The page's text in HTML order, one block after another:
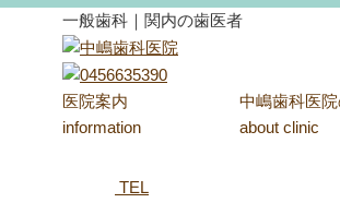
一般歯科｜関内の歯医者
医院案内
information
中嶋歯科医
about clinic
TEL